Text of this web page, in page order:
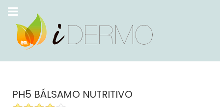
PH5 BÁLSAMO NUTRITIVO